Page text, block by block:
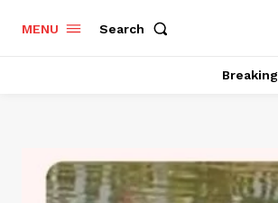
MENU Search
Breaking